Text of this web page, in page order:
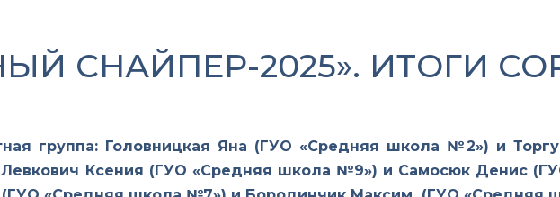
СНАЙПЕР-2025». ИТОГИ
группа: Головницкая Яна (ГУО «Средняя школа №2») и
Левкович Ксения (ГУО «Средняя школа №9») и Самосюк Денис